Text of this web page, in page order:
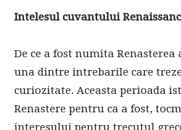
Intelesul cuvantului
De ce a fost numita Renasterea
una dintre intrebarile care
curiozitate. Aceasta perioada
Renastere pentru ca a fost,
interesului pentru trecutul